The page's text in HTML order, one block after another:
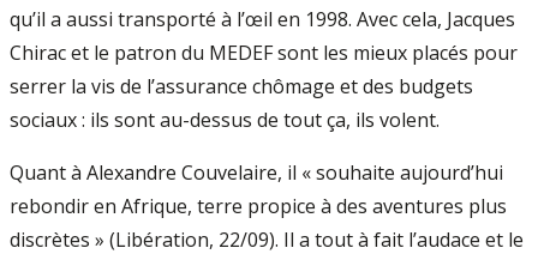
qu’il a aussi transporté à l’œil en 1998. Avec cela, Jacques
Chirac et le patron du MEDEF sont les mieux placés pour
serrer la vis de l’assurance chômage et des budgets
sociaux : ils sont au-dessus de tout ça, ils volent.
Quant à Alexandre Couvelaire, il « souhaite aujourd’hui
rebondir en Afrique, terre propice à des aventures plus
discrètes » (Libération, 22/09). Il a tout à fait l’audace et le